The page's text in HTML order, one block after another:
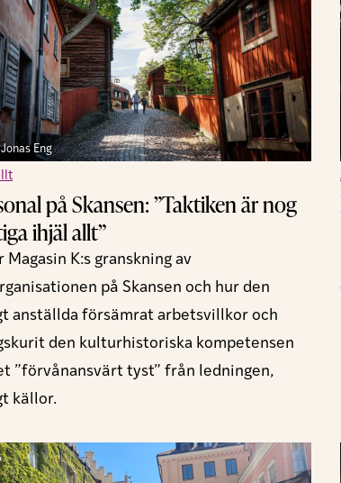
Jonas Eng
på Skansen: ”Taktiken är nog
ihjäl allt”
Magasin K:s granskning av
på Skansen och hur den
anställda försämrat arbetsvillkor och
den kulturhistoriska kompetensen
”förvånansvärt tyst” från ledningen,
källor.